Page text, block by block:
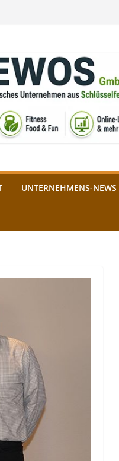
UNTERNEHMENS-NEWS